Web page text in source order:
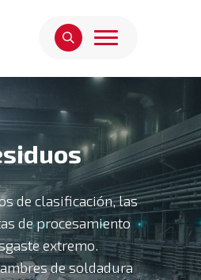
de clasificación, las
de procesamiento
extremo.
de soldadura